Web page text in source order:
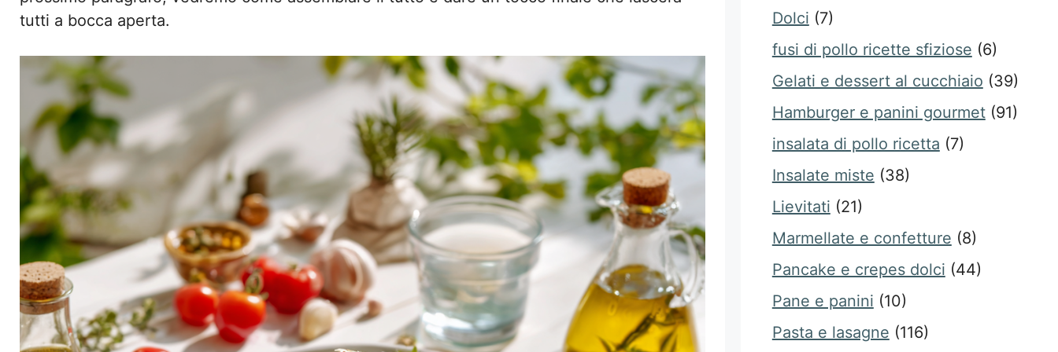
tutti a bocca aperta.
Dolci (7)
fusi di pollo ricette sfiziose (6)
Gelati e dessert al cucchiaio (39)
Hamburger e panini gourmet(91)
insalata di pollo ricetta (7)
Insalate miste (38)
Lievitati (21)
Marmellate e confetture (8)
Pancake e crepes dolci (44)
Pane e panini (10)
Pasta e lasagne (116)